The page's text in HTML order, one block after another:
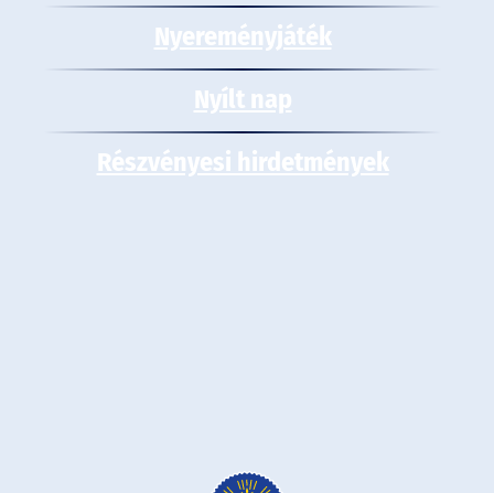
Nyereményjáték
Nyílt nap
Részvényesi hirdetmények